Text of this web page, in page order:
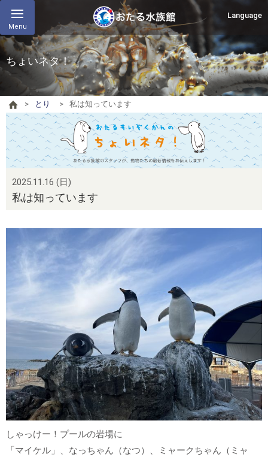
Menu
Language
ちょいネタ！
とり 私は知っています
2025.11.16 (日)
私は知っています
しゃっけー！プールの岩場に
「マイケル」、なっちゃん（なつ）、ミャークちゃん（ミャ